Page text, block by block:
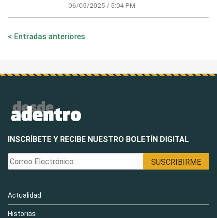
06/05/2025 / 5:04 PM
Navegación
Entradas anteriores
INSCRÍBETE Y RECIBE NUESTRO BOLETÍN DIGITAL
Actualidad
Historias